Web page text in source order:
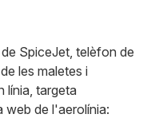
SpiceJet, telèfon de
les maletes i
línia, targeta
web de l'aerolínia: